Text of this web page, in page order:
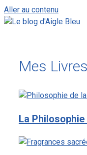
Aller au contenu
Mes Livres
La